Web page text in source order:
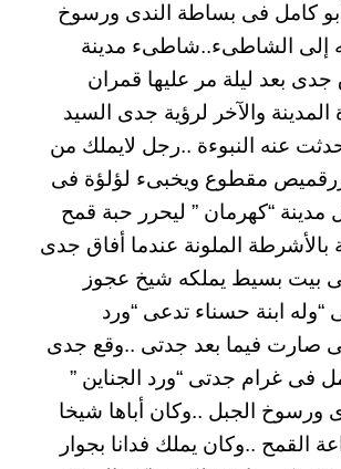
كامل فى بساطة الندى ورسوخ
إلى الشاطىء..شاطىء مدينة
بعد ليلة مر عليها قمران
المدينة والآخر لرؤية جدى السيد
عنه النبوءة ..رجل لايملك من
زرقميص مقطوع ويخبىء لؤلؤة فى
مدينة “كهرمان ” ليحرر حبة قمح
بالأشرطة الملونة عندما أفاق جدى
بيت بسيط يملكه شيخ عجوز
ابنة حسناء تدعى “ورد
صارت فيما بعد جدتى ..وقع جدى
فى غرام جدتى “ورد الجناين ”
ورسوخ الجبل ..وكان أباها شيخا
القمح ..وكان يملك فدانا بجوار